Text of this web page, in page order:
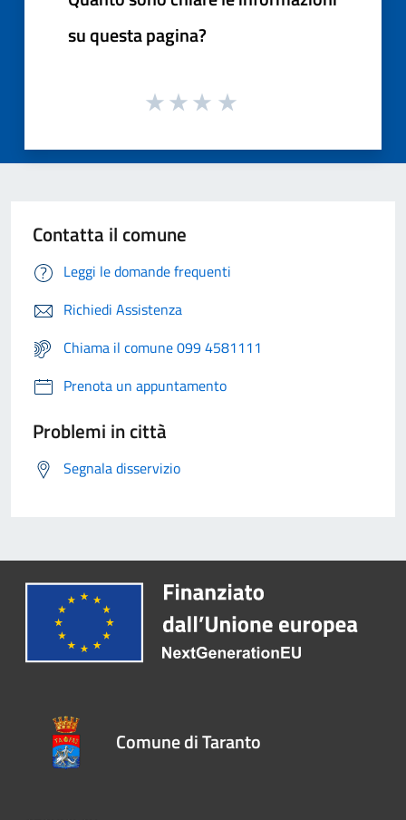
su questa pagina?
Contatta il comune
Leggi le domande frequenti
Richiedi Assistenza
Chiama il comune 099 4581111
Prenota un appuntamento
Problemi in città
Segnala disservizio
Comune di Taranto